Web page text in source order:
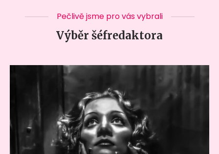
Pečlivě jsme pro vás vybrali
Výběr šéfredaktora